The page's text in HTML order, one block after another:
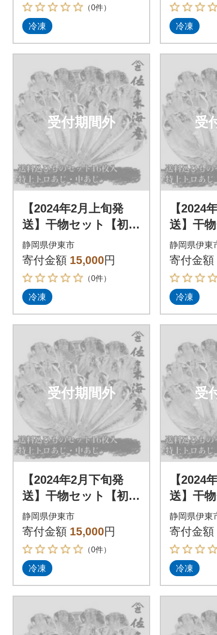
（0件）
冷凍 冷凍
受付期間外
【2024年2月上旬発
送】干物セット【初島
C】特トロあじ・中あ
じ各8枚 伊豆・伊東
の干物詰め合わせ
静岡県伊東市
寄付金額 15,000円
（0件）
冷凍
受
【2024
送】干
C】特ト
じ各8
の干物
静岡県伊東
寄付金額
冷凍
受付期間外
【2024年2月下旬発
送】干物セット【初島
C】特トロあじ・中あ
じ各8枚 伊豆・伊東
の干物詰め合わせ
静岡県伊東市
寄付金額 15,000円
（0件）
冷凍
受
【2024
送】干
C】特ト
じ各8
の干物
静岡県伊東
寄付金額
冷凍